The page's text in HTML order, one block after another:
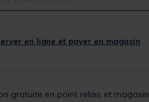
en ligne et payer en magasin
gratuite en point relais et magasin